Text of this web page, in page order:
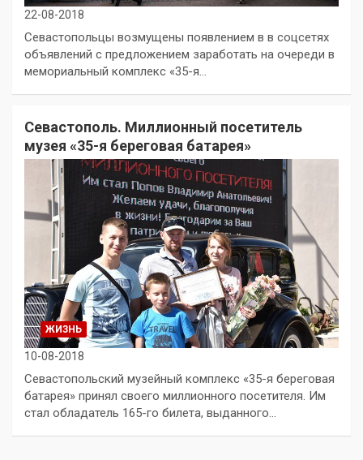
22-08-2018
Севастопольцы возмущены появлением в в соцсетях
объявлений с предложением заработать на очереди в
мемориальный комплекс «35-я…
Севастополь. Миллионный посетитель
музея «35-я береговая батарея»
ЖИЗНЬ
10-08-2018
Севастопольский музейный комплекс «35-я береговая
батарея» принял своего миллионного посетителя. Им
стал обладатель 165-го билета, выданного…